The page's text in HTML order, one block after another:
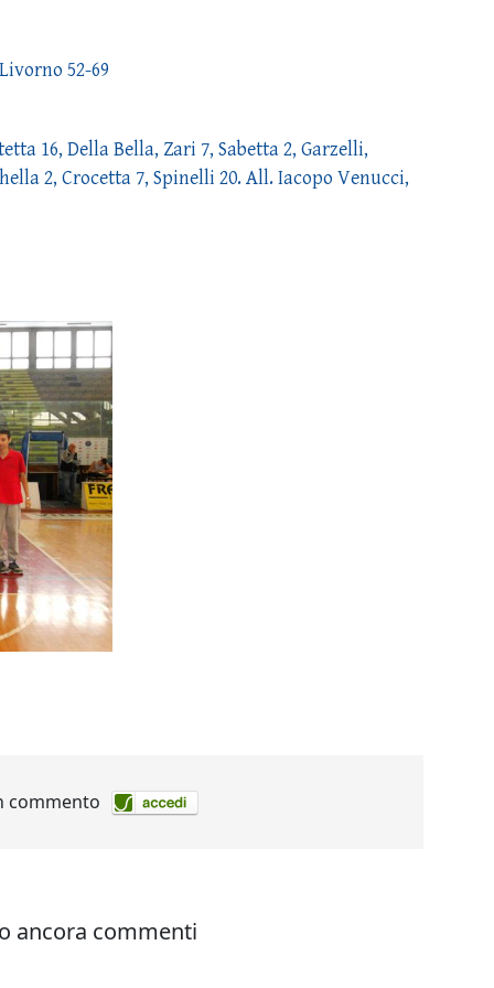
52-69
16, Della Bella, Zari 7, Sabetta 2, Garzelli,
2, Crocetta 7, Spinelli 20. All. Iacopo Venucci,